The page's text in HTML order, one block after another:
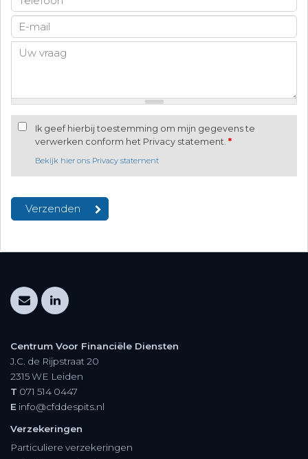
Ik geef hierbij toestemming om mijn gegevens te
verwerken conform het Privacy statement. *
Bekijk hier ons Privacy statement
Centrum Voor Financiële Diensten
J.C. de Rijpstraat 20
2315 WE Leiden
T 071 514 0447
E info@cfddespits.nl
Verzekeringen
Particuliere verzekeringen